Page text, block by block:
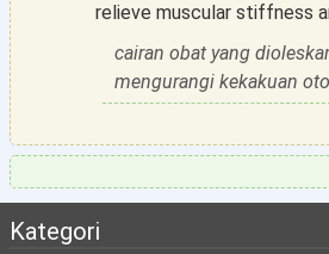
relieve muscular stiffness
cairan obat yang
mengurangi kekakuan
Kategori